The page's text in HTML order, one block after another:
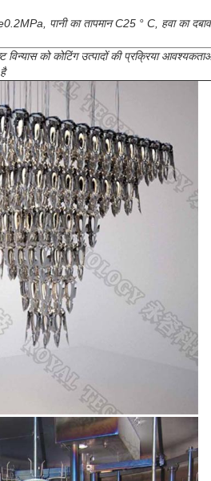
पानी का तापमान C25 ° C, हवा का
विन्यास को कोटिंग उत्पादों की प्रक्रिया